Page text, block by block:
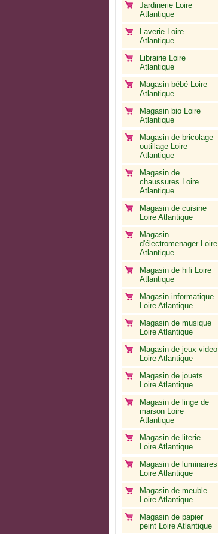
Jardinerie Loire
Atlantique
Laverie Loire
Atlantique
Librairie Loire
Atlantique
Magasin bébé Loire
Atlantique
Magasin bio Loire
Atlantique
Magasin de bricolage
outillage Loire
Atlantique
Magasin de
chaussures Loire
Atlantique
Magasin de cuisine
Loire Atlantique
Magasin
d'électromenager Loire
Atlantique
Magasin de hifi Loire
Atlantique
Magasin informatique
Loire Atlantique
Magasin de musique
Loire Atlantique
Magasin de jeux video
Loire Atlantique
Magasin de jouets
Loire Atlantique
Magasin de linge de
maison Loire
Atlantique
Magasin de literie
Loire Atlantique
Magasin de luminaires
Loire Atlantique
Magasin de meuble
Loire Atlantique
Magasin de papier
peint Loire Atlantique